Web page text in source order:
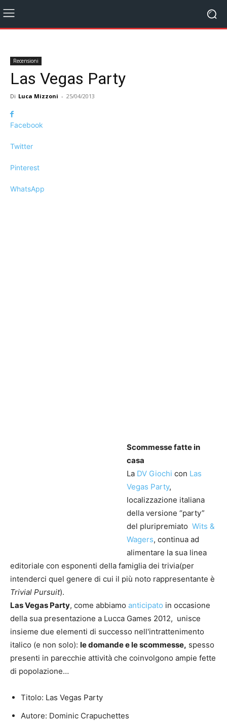
Recensioni
Las Vegas Party
Di Luca Mizzoni - 25/04/2013
Facebook
Twitter
Pinterest
WhatsApp
Scommesse fatte in
casa
La DV Giochi con Las
Vegas Party,
localizzazione italiana
della versione “party”
del pluripremiato Wits &
Wagers, continua ad
alimentare la sua linea
editoriale con esponenti della famiglia dei trivia(per
intenderci quel genere di cui il più noto rappresentante è
Trivial Pursuit).
Las Vegas Party, come abbiamo anticipato in occasione
della sua presentazione a Lucca Games 2012, unisce
insieme due elementi di successo nell'intrattenimento
italico (e non solo): le domande e le scommesse, spesso
presenti in parecchie attività che coinvolgono ampie fette
di popolazione…
Titolo: Las Vegas Party
Autore: Dominic Crapuchettes